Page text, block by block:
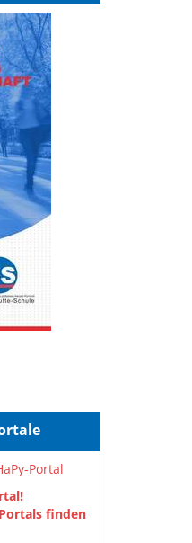
Portal
finden